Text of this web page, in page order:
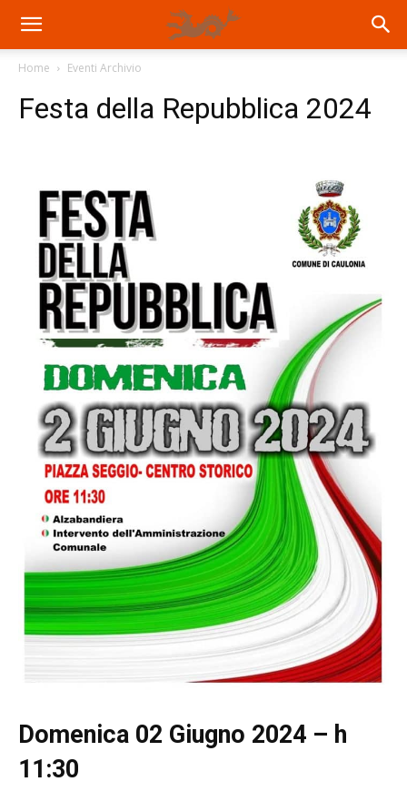
Home Eventi Archivio
Festa della Repubblica 2024
Domenica 02 Giugno 2024 – h
11:30